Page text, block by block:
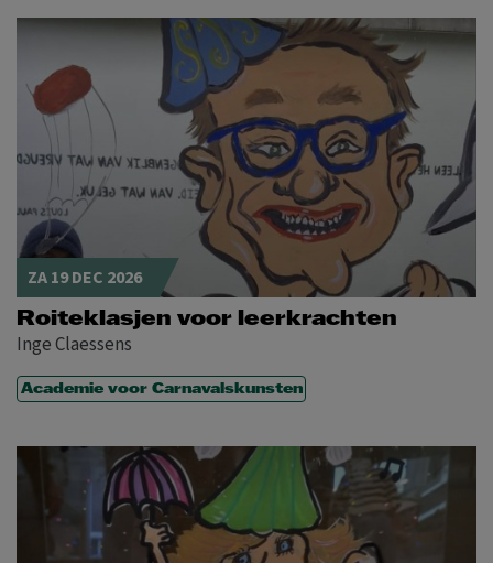
ZA 19 DEC 2026
Roiteklasjen voor leerkrachten
Inge Claessens
Academie voor Carnavalskunsten